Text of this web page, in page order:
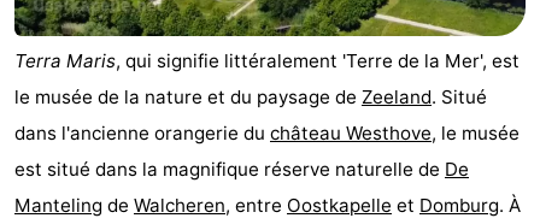
Terra Maris, qui signifie littéralement 'Terre de la Mer', est
le musée de la nature et du paysage de Zeeland. Situé
dans l'ancienne orangerie du château Westhove, le musée
est situé dans la magnifique réserve naturelle de De
Manteling de Walcheren, entre Oostkapelle et Domburg. À